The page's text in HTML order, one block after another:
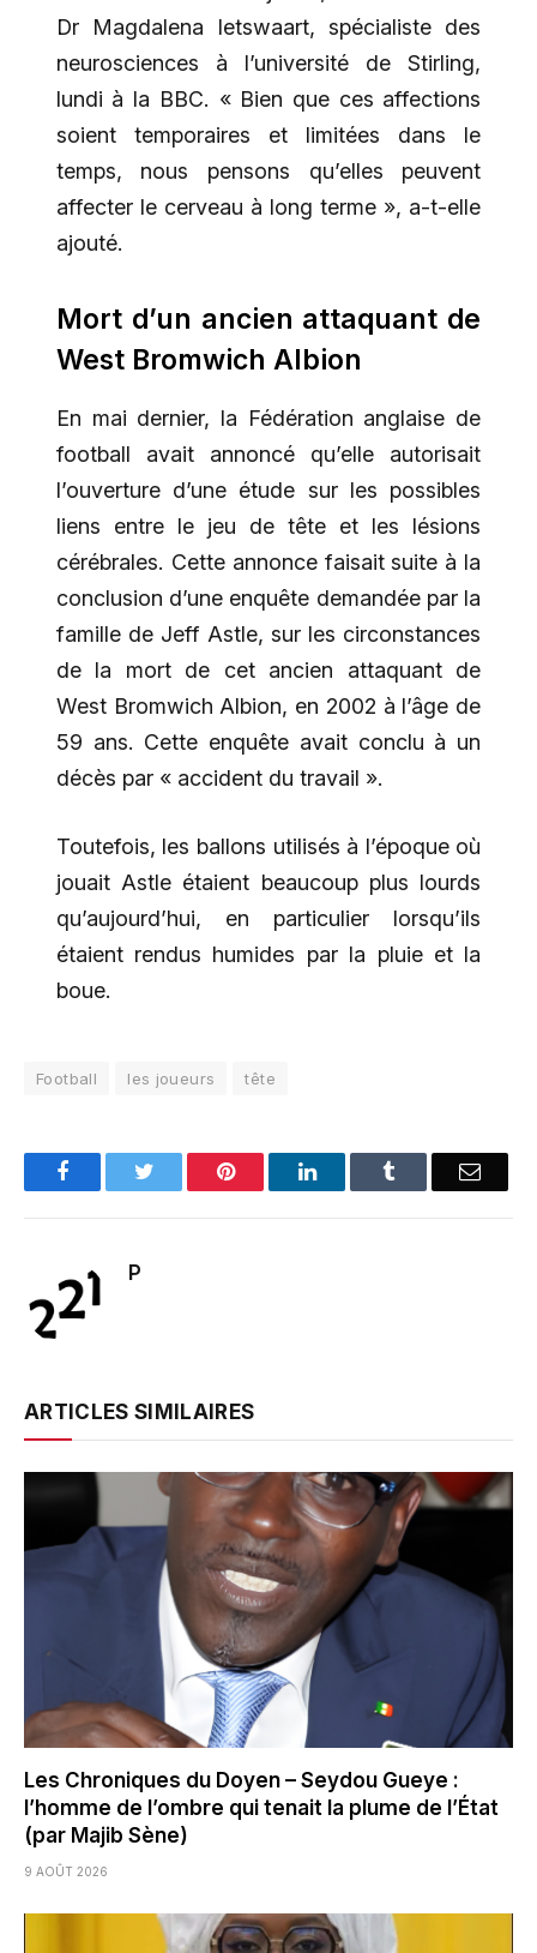
Dr Magdalena Ietswaart, spécialiste des
neurosciences à l’université de Stirling,
lundi à la BBC. « Bien que ces affections
soient temporaires et limitées dans le
temps, nous pensons qu’elles peuvent
affecter le cerveau à long terme », a-t-elle
ajouté.
Mort d’un ancien attaquant de
West Bromwich Albion
En mai dernier, la Fédération anglaise de
football avait annoncé qu’elle autorisait
l’ouverture d’une étude sur les possibles
liens entre le jeu de tête et les lésions
cérébrales. Cette annonce faisait suite à la
conclusion d’une enquête demandée par la
famille de Jeff Astle, sur les circonstances
de la mort de cet ancien attaquant de
West Bromwich Albion, en 2002 à l’âge de
59 ans. Cette enquête avait conclu à un
décès par « accident du travail ».
Toutefois, les ballons utilisés à l’époque où
jouait Astle étaient beaucoup plus lourds
qu’aujourd’hui, en particulier lorsqu’ils
étaient rendus humides par la pluie et la
boue.
Football les joueurs tête
FacebookTwitter Pinterest LinkedInTumblr Email
P
ARTICLES SIMILAIRES
Les Chroniques du Doyen – Seydou Gueye :
l’homme de l’ombre qui tenait la plume de l’État
(par Majib Sène)
9 AOÛT 2026